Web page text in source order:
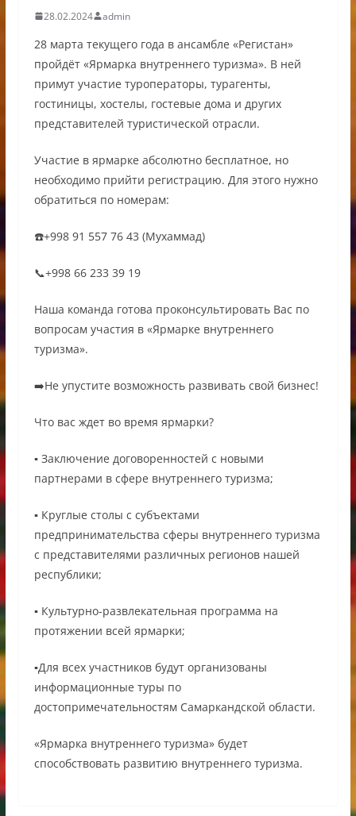
28.02.2024 admin
28 марта текущего года в ансамбле «Регистан»
пройдёт «Ярмарка внутреннего туризма». В ней
примут участие туроператоры, турагенты,
гостиницы, хостелы, гостевые дома и других
представителей туристической отрасли.
Участие в ярмарке абсолютно бесплатное, но
необходимо прийти регистрацию. Для этого нужно
обратиться по номерам:
☎️+998 91 557 76 43 (Мухаммад)
📞+998 66 233 39 19
Наша команда готова проконсультировать Вас по
вопросам участия в «Ярмарке внутреннего
туризма».
➡️Не упустите возможность развивать свой бизнес!
Что вас ждет во время ярмарки?
▪️ Заключение договоренностей с новыми
партнерами в сфере внутреннего туризма;
▪️ Круглые столы с субъектами
предпринимательства сферы внутреннего туризма
с представителями различных регионов нашей
республики;
▪️ Культурно-развлекательная программа на
протяжении всей ярмарки;
▪️Для всех участников будут организованы
информационные туры по
достопримечательностям Самаркандской области.
«Ярмарка внутреннего туризма» будет
способствовать развитию внутреннего туризма.